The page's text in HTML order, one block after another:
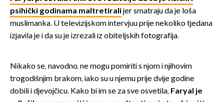
psihički godinama maltretirali jer smatraju da je loša
muslimanka. U televizijskom intervjuu prije nekoliko tjedana
izjavila je i da su je izrezali iz obiteljskih fotografija.
Nikako se, navodno, ne mogu pomiriti s njom i njihovim
trogodišnjim brakom, iako su u njemu prije dvije godine
dobili i djevojčicu. Kako bi im se za sve osvetila, Faryal je